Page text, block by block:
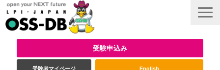
受験申込み
受験者マイページ English